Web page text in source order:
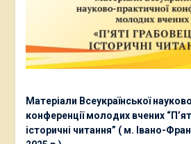
Матеріали Всеукраїнської
конференції молодих вчених
історичні читання” ( м. Івано-